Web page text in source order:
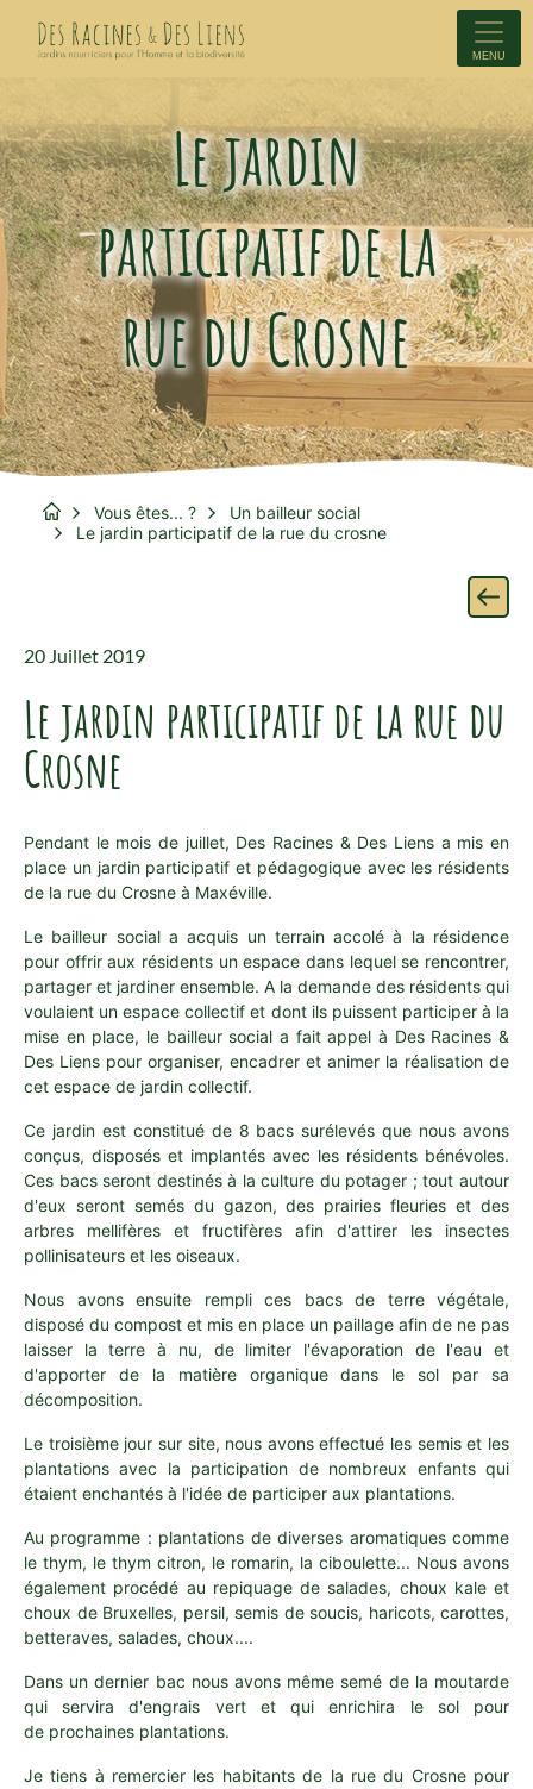
MENU
Le jardin
participatif de la
rue du Crosne
Vous êtes... ?
Un bailleur social
Le jardin participatif de la rue du crosne
20 Juillet 2019
Le jardin participatif de la rue du
Crosne
Pendant le mois de juillet, Des Racines & Des Liens a mis en
place un jardin participatif et pédagogique avec les résidents
de la rue du Crosne à Maxéville.
Le bailleur social a acquis un terrain accolé à la résidence
pour offrir aux résidents un espace dans lequel se rencontrer,
partager et jardiner ensemble. A la demande des résidents qui
voulaient un espace collectif et dont ils puissent participer à la
mise en place, le bailleur social a fait appel à Des Racines &
Des Liens pour organiser, encadrer et animer la réalisation de
cet espace de jardin collectif.
Ce jardin est constitué de 8 bacs surélevés que nous avons
conçus, disposés et implantés avec les résidents bénévoles.
Ces bacs seront destinés à la culture du potager ; tout autour
d'eux seront semés du gazon, des prairies fleuries et des
arbres mellifères et fructifères afin d'attirer les insectes
pollinisateurs et les oiseaux.
Nous avons ensuite rempli ces bacs de terre végétale,
disposé du compost et mis en place un paillage afin de ne pas
laisser la terre à nu, de limiter l'évaporation de l'eau et
d'apporter de la matière organique dans le sol par sa
décomposition.
Le troisième jour sur site, nous avons effectué les semis et les
plantations avec la participation de nombreux enfants qui
étaient enchantés à l'idée de participer aux plantations.
Au programme : plantations de diverses aromatiques comme
le thym, le thym citron, le romarin, la ciboulette... Nous avons
également procédé au repiquage de salades, choux kale et
choux de Bruxelles, persil, semis de soucis, haricots, carottes,
betteraves, salades, choux....
Dans un dernier bac nous avons même semé de la moutarde
qui servira d'engrais vert et qui enrichira le sol pour
de prochaines plantations.
Je tiens à remercier les habitants de la rue du Crosne pour